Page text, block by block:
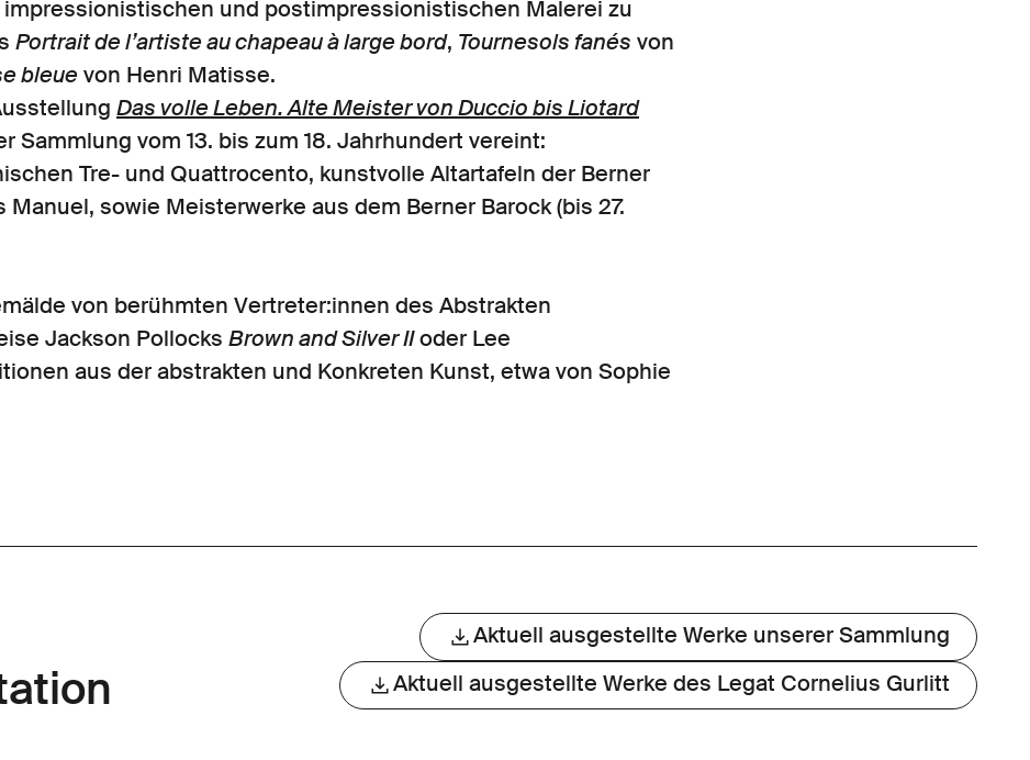
und postimpressionistischen Malerei zu
Portrait de l’artiste au chapeau à large bord, Tournesols fanés von
bleue von Henri Matisse.
Das volle Leben. Alte Meister von Duccio bis Liotard
Sammlung vom 13. bis zum 18. Jahrhundert vereint:
Tre- und Quattrocento, kunstvolle Altartafeln der Berner
sowie Meisterwerke aus dem Berner Barock (bis 27.
von berühmten Vertreter:innen des Abstrakten
Jackson Pollocks Brown and Silver IIoder Lee
aus der abstrakten und Konkreten Kunst, etwa von Sophie
Aktuell ausgestellte Werke unserer Sammlung
Aktuell ausgestellte Werke des Legat Cornelius Gurlitt